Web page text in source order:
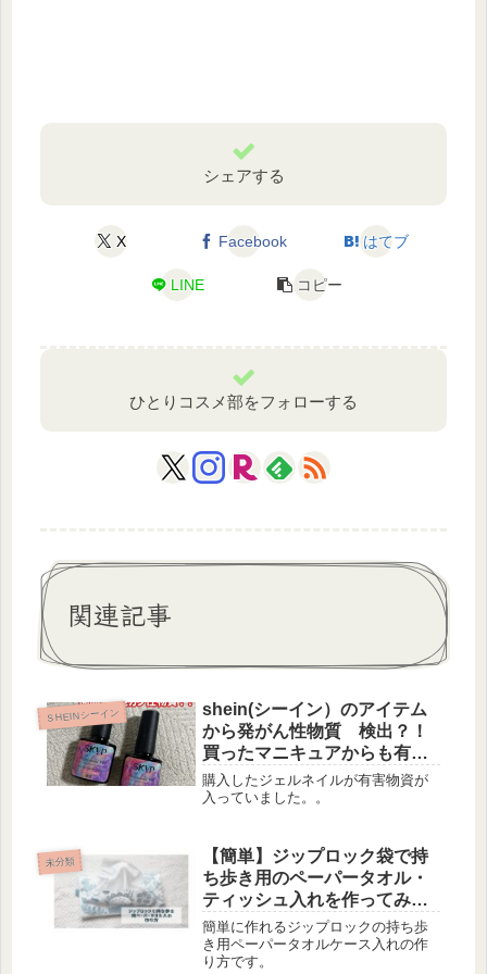
シェアする
X Facebook はてブ
LINE コピー
ひとりコスメ部をフォローする
関連記事
ＳHEINシーイン
shein(シーイン）のアイテム
から発がん性物質 検出？！
買ったマニキュアからも有害
物質検出？
購入したジェルネイルが有害物資が
入っていました。。
未分類
【簡単】ジップロック袋で持
ち歩き用のペーパータオル・
ティッシュ入れを作ってみ
た！作り方
簡単に作れるジップロックの持ち歩
き用ペーパータオルケース入れの作
り方です。